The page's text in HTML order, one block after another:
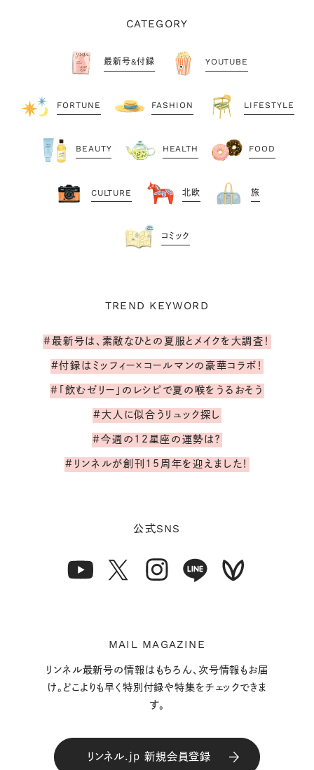
CATEGORY
最新号&付録 YOUTUBE
FORTUNE FASHION LIFESTYLE
BEAUTY HEALTH FOOD
CULTURE 北欧 旅
コミック
TREND KEYWORD
#最新号は、素敵なひとの夏服とメイクを大調査！
#付録はミッフィー×コールマンの豪華コラボ！
#「飲むゼリー」のレシピで夏の喉をうるおそう
#大人に似合うリュック探し
#今週の12星座の運勢は？
#リンネルが創刊15周年を迎えました！
公式SNS
MAIL MAGAZINE
リンネル最新号の情報はもちろん、次号情報もお届
け。どこよりも早く特別付録や特集をチェックできま
す。
リンネル.jp 新規会員登録